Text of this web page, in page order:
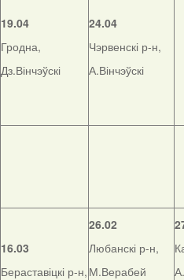
19.04
Гродна,
Дз.Вінчэўскі
24.04
Чэрвенскі р-н,
А.Вінчэўскі
16.03
Бераставіцкі р-н,
26.02
Любанскі р-н,
М.Верабей